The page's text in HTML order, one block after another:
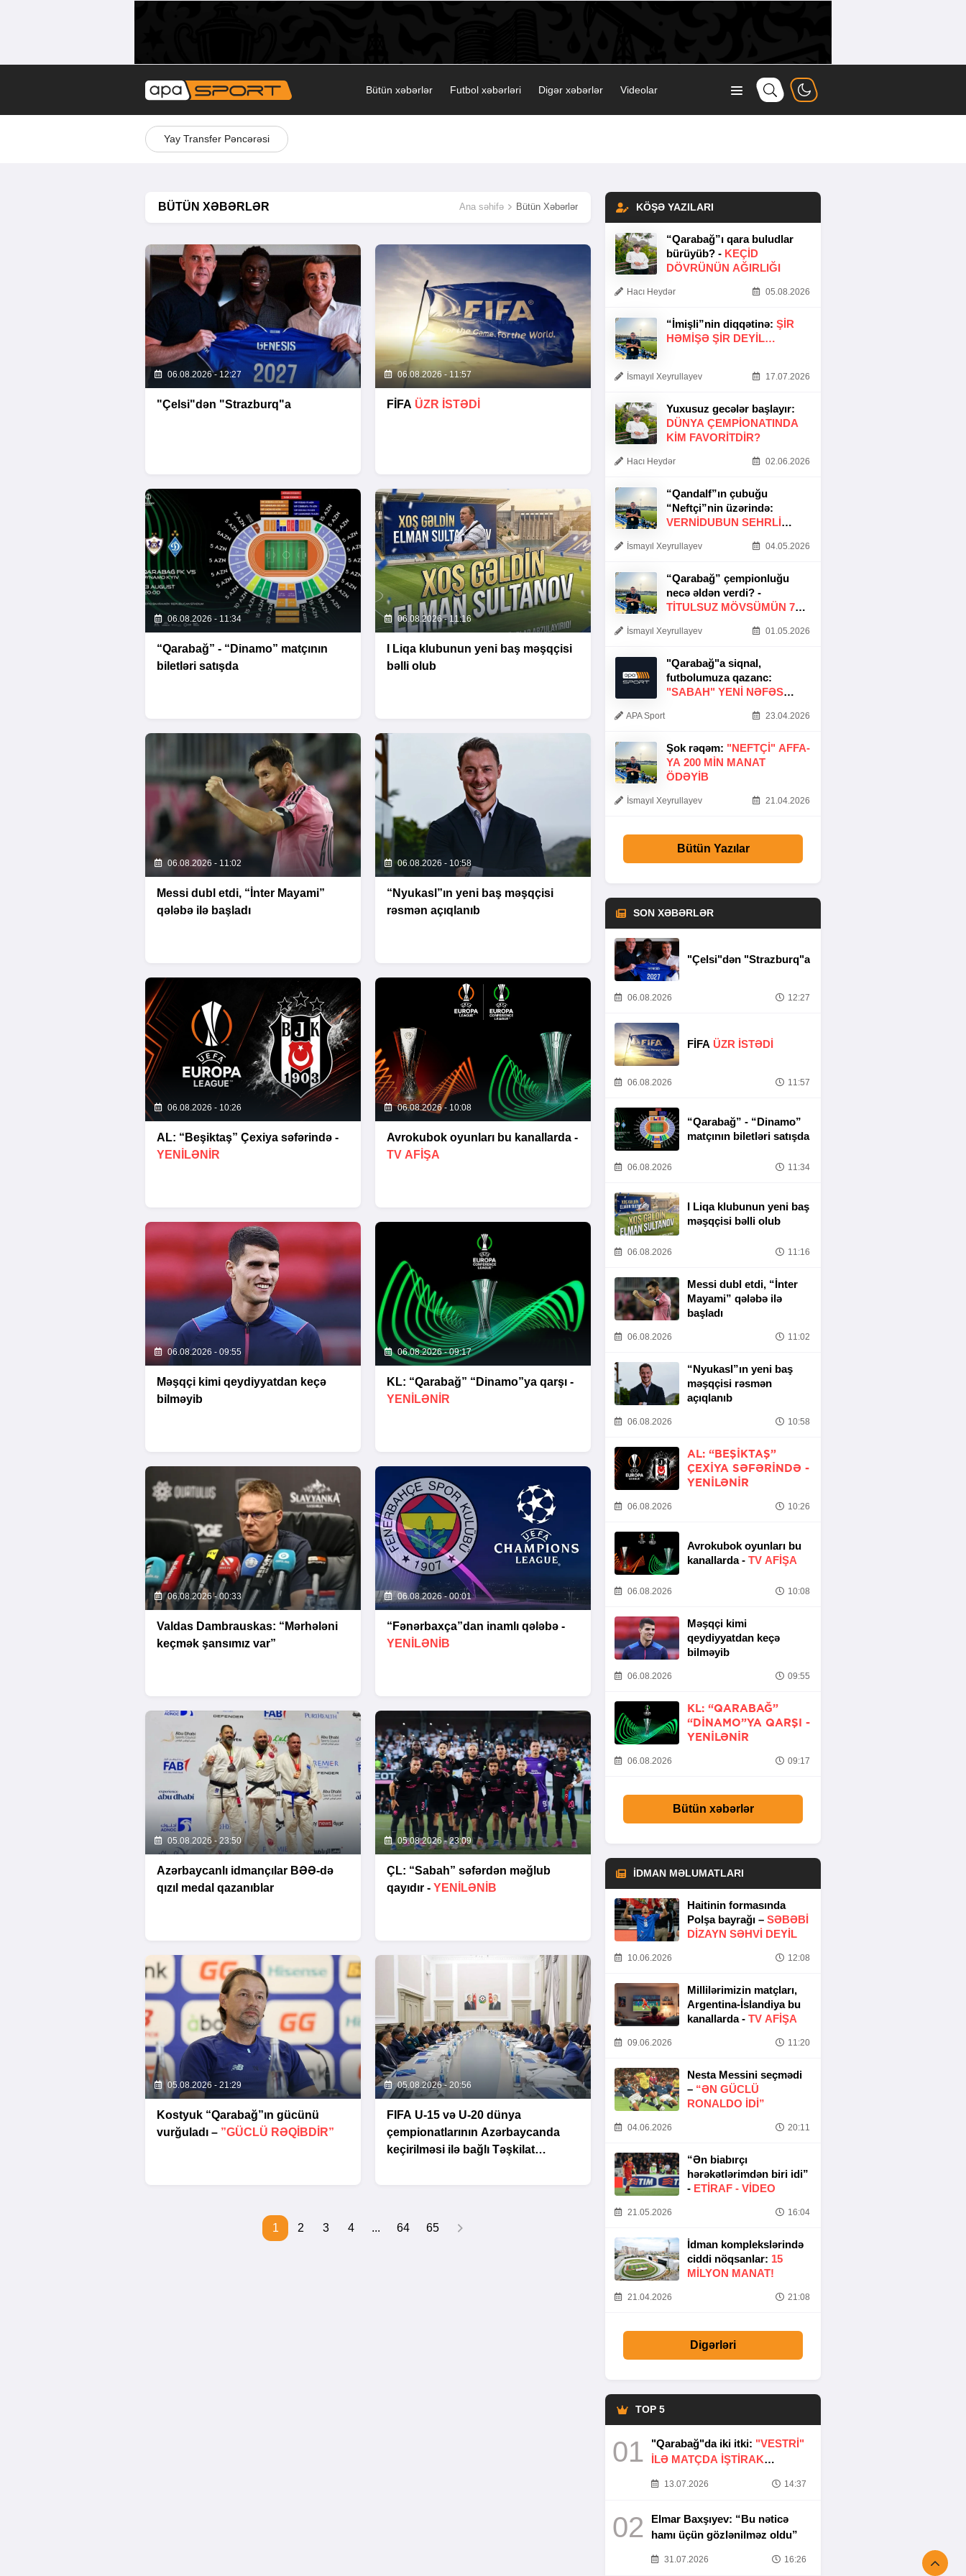
Bütün xəbərlər Futbol xəbərləri Digər xəbərlər Videolar
Yay Transfer Pəncərəsi
BÜTÜN XƏBƏRLƏR Ana səhifə Bütün Xəbərlər
06.08.2026 - 12:27
"Çelsi"dən "Strazburq"a
06.08.2026 - 11:57
FİFA ÜZR İSTƏDİ
06.08.2026 - 11:34
“Qarabağ” - “Dinamo” matçının
biletləri satışda
06.08.2026 - 11:16
I Liqa klubunun yeni baş məşqçisi
bəlli olub
06.08.2026 - 11:02
Messi dubl etdi, “İnter Mayami”
qələbə ilə başladı
06.08.2026 - 10:58
“Nyukasl”ın yeni baş məşqçisi
rəsmən açıqlanıb
06.08.2026 - 10:26
AL: “Beşiktaş” Çexiya səfərində -
YENİLƏNİR
06.08.2026 - 10:08
Avrokubok oyunları bu kanallarda -
TV AFİŞA
06.08.2026 - 09:55
Məşqçi kimi qeydiyyatdan keçə
bilməyib
06.08.2026 - 09:17
KL: “Qarabağ” “Dinamo”ya qarşı -
YENİLƏNİR
06.08.2026 - 00:33
Valdas Dambrauskas: “Mərhələni
keçmək şansımız var”
06.08.2026 - 00:01
“Fənərbaxça”dan inamlı qələbə -
YENİLƏNİB
05.08.2026 - 23:50
Azərbaycanlı idmançılar BƏƏ-də
qızıl medal qazanıblar
05.08.2026 - 23:09
ÇL: “Sabah” səfərdən məğlub
qayıdır - YENİLƏNİB
05.08.2026 - 21:29
Kostyuk “Qarabağ”ın gücünü
vurğuladı – ”GÜCLÜ RƏQİBDİR”
05.08.2026 - 20:56
FIFA U-15 və U-20 dünya
çempionatlarının Azərbaycanda
keçirilməsi ilə bağlı Təşkilat
1 2 3 4 ... 64 65
KÖŞƏ YAZILARI
“Qarabağ”ı qara buludlar
bürüyüb? - KEÇID
DÖVRÜNÜN AĞIRLIĞI
Hacı Heydər 05.08.2026
“İmişli”nin diqqətinə: ŞIR
HƏMIŞƏ ŞIR DEYIL…
İsmayıl Xeyrullayev 17.07.2026
Yuxusuz gecələr başlayır:
DÜNYA ÇEMPIONATINDA
KIM FAVORITDIR?
Hacı Heydər 02.06.2026
“Qandalf”ın çubuğu
“Neftçi”nin üzərində:
VERNİDUBUN SEHRLİ
İsmayıl Xeyrullayev 04.05.2026
“Qarabağ” çempionluğu
necə əldən verdi? -
TITULSUZ MÖVSÜMÜN 7
İsmayıl Xeyrullayev 01.05.2026
"Qarabağ"a siqnal,
futbolumuza qazanc:
"SABAH" YENI NƏFƏS
APA Sport 23.04.2026
Şok rəqəm: "NEFTÇI" AFFA-
YA 200 MIN MANAT
ÖDƏYIB
İsmayıl Xeyrullayev 21.04.2026
Bütün Yazılar
SON XƏBƏRLƏR
"Çelsi"dən "Strazburq"a
06.08.2026 12:27
FİFA ÜZR İSTƏDİ
06.08.2026 11:57
“Qarabağ” - “Dinamo”
matçının biletləri satışda
06.08.2026 11:34
I Liqa klubunun yeni baş
məşqçisi bəlli olub
06.08.2026 11:16
Messi dubl etdi, “İnter
Mayami” qələbə ilə
başladı
06.08.2026 11:02
“Nyukasl”ın yeni baş
məşqçisi rəsmən
açıqlanıb
06.08.2026 10:58
AL: “BEŞIKTAŞ”
ÇEXIYA SƏFƏRINDƏ -
YENİLƏNİR
06.08.2026 10:26
Avrokubok oyunları bu
kanallarda - TV AFİŞA
06.08.2026 10:08
Məşqçi kimi
qeydiyyatdan keçə
bilməyib
06.08.2026 09:55
KL: “QARABAĞ”
“DINAMO”YA QARŞI -
YENİLƏNİR
06.08.2026 09:17
Bütün xəbərlər
İDMAN MƏLUMATLARI
Haitinin formasında
Polşa bayrağı – SƏBƏBI
DIZAYN SƏHVI DEYIL
10.06.2026 12:08
Millilərimizin matçları,
Argentina-İslandiya bu
kanallarda - TV AFİŞA
09.06.2026 11:20
Nesta Messini seçmədi
– “ƏN GÜCLÜ
RONALDO IDI”
04.06.2026 20:11
“Ən biabırçı
hərəkətlərimdən biri idi”
- ETIRAF - VİDEO
21.05.2026 16:04
İdman komplekslərində
ciddi nöqsanlar: 15
MILYON MANAT!
21.04.2026 21:08
Digərləri
TOP 5
01 "Qarabağ"da iki itki: "VESTRİ"
İLƏ MATÇDA İŞTİRAK
13.07.2026 14:37
02
Elmar Baxşıyev: “Bu nəticə
hamı üçün gözlənilməz oldu”
31.07.2026 16:26